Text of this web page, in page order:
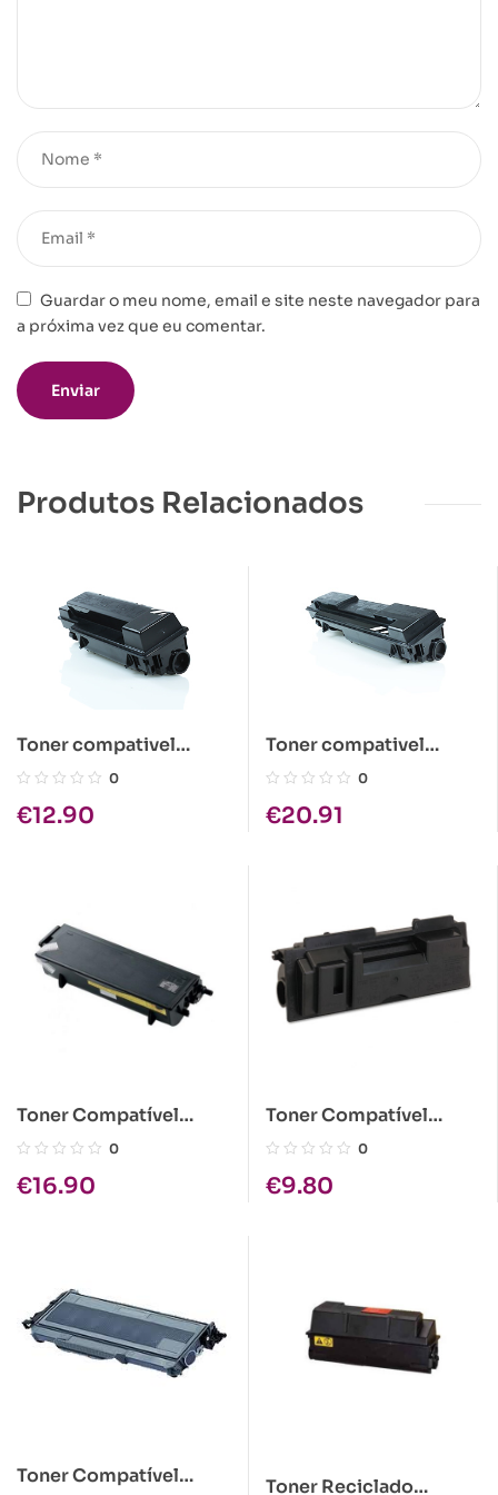
Guardar o meu nome, email e site neste navegador para
a próxima vez que eu comentar.
Produtos Relacionados
Toner compativel
Kyocera TK-140 Preto
0
€12.90
Toner compativel
Kyocera TK-440
0
€20.91
Toner Compatível
Brother TN-6600 Preto
0
€16.90
Toner Compatível
Kyocera TK-110 Preto
0
€9.80
Toner Compatível
Toner Reciclado